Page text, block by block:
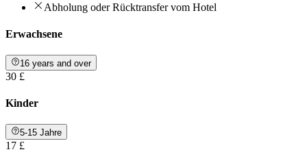
Abholung oder Rücktransfer vom Hotel
Erwachsene
16 years and over
30 £
Kinder
5-15 Jahre
17 £